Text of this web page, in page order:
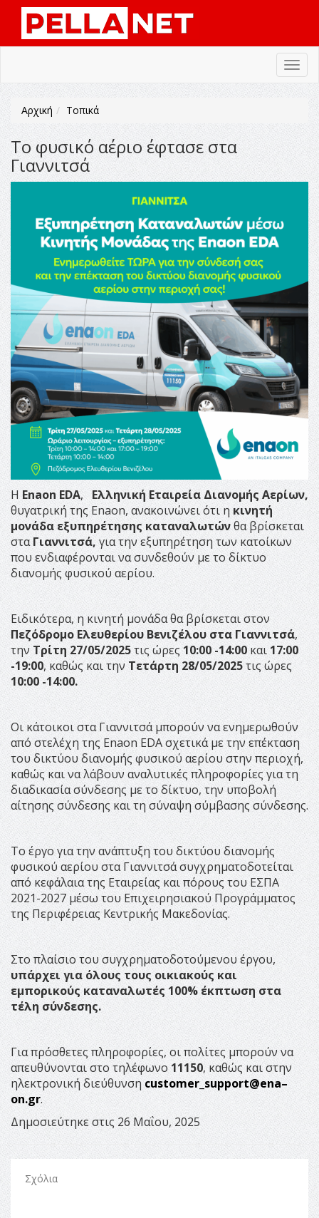
Αρχική Τοπικά
Το φυσικό αέριο έφτασε στα
Γιαννιτσά
Η Enaon EDA, Ελληνική Εταιρεία Διανομής Αερίων,
θυγατρική της Enaon, ανακοινώνει ότι ηκινητή
μονάδα εξυπηρέτησης καταναλωτώνθα βρίσκεται
σταΓιαννιτσά,για την εξυπηρέτηση των κατοίκων
που ενδιαφέρονται να συνδεθούν με το δίκτυο
διανομής φυσικού αερίου.
Ειδικότερα, η κινητή μονάδα θα βρίσκεται στον
Πεζόδρομο Ελευθερίου Βενιζέλου στα Γιαννιτσά,
τηνΤρίτη 27/05/2025τις ώρες10:00 -14:00και17:00
-19:00, καθώς και την Τετάρτη 28/05/2025τις ώρες
10:00 -14:00.
Οι κάτοικοι στα Γιαννιτσά μπορούν να ενημερωθούν
από στελέχη της Enaon EDA σχετικά με την επέκταση
του δικτύου διανομής φυσικού αερίου στην περιοχή,
καθώς και να λάβουν αναλυτικές πληροφορίες για τη
διαδικασία σύνδεσης με το δίκτυο, την υποβολή
αίτησης σύνδεσης και τη σύναψη σύμβασης σύνδεσης.
Tο έργο για την ανάπτυξη του δικτύου διανομής
φυσικού αερίου στα Γιαννιτσά συγχρηματοδοτείται
από κεφάλαια της Εταιρείας και πόρους του ΕΣΠΑ
2021-2027 μέσω του Επιχειρησιακού Προγράμματος
της Περιφέρειας Κεντρικής Μακεδονίας.
Στο πλαίσιο του συγχρηματοδοτούμενου έργου,
υπάρχει για όλους τους οικιακούς και
εμπορικούς καταναλωτές 100% έκπτωση στα
τέλη σύνδεσης.
Για πρόσθετες πληροφορίες, οι πολίτες μπορούν να
απευθύνονται στο τηλέφωνο11150, καθώς και στην
ηλεκτρονική διεύθυνση customer_support@ena–
on.gr.
Δημοσιεύτηκε στις 26 Μαΐου, 2025
Σχόλια